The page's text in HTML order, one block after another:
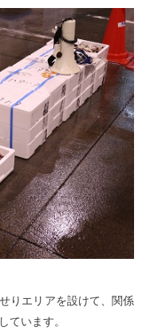
りエリアを設けて、関係
ています。